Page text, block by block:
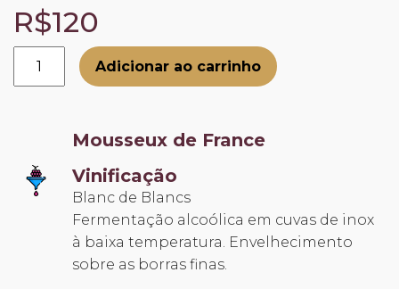
R$120
Comte
quantidade
Adicionar ao carrinho
Mousseux de France
Vinificação
Blanc de Blancs
Fermentação alcoólica em cuvas de inox
à baixa temperatura. Envelhecimento
sobre as borras finas.